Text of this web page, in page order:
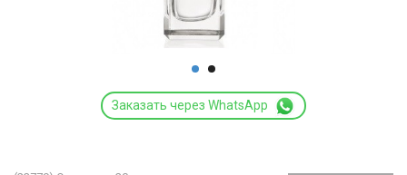
Заказать через WhatsApp